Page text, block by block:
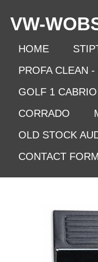
direct
VW-WO
HOME
PROFA CLEAN
GOLF 1 CABRIO
CORRADO
OLD STOCK
CONTACT